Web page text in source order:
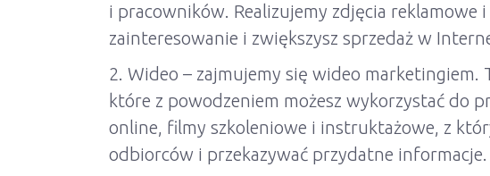
i pracowników. Realizujemy zdjęcia
zainteresowanie i zwiększysz sprzedaż w
2. Wideo – zajmujemy się wideo
które z powodzeniem możesz wykorzystać do
online, filmy szkoleniowe i instruktażowe, z
odbiorców i przekazywać przydatne informacje.